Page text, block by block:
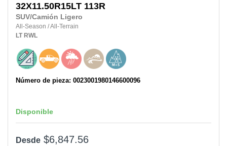
32X11.50R15LT 113R
SUV/Camión Ligero
All-Season /All-Terrain
LT RWL
Número de pieza: 0023001980146600096
Disponible
Desde $6,847.56